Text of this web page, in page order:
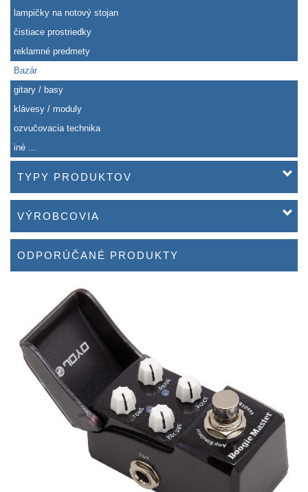
lampičky na notový stojan
čistiace prostriedky
reklamné predmety
Bazár
gitary / basy
klávesy / moduly
ozvučovacia technika
iné ...
TYPY PRODUKTOV
VÝROBCOVIA
ODPORÚČANÉ PRODUKTY